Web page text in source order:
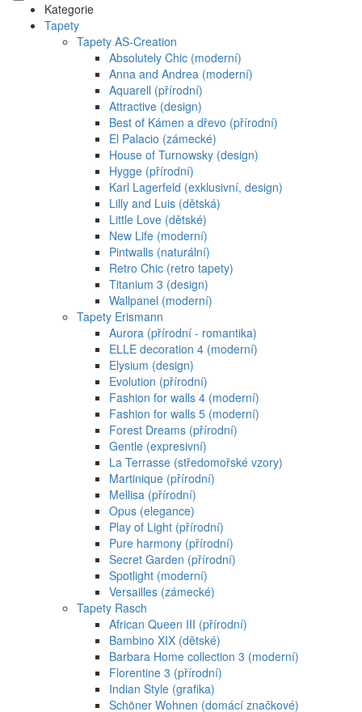
Kategorie
Tapety
Tapety AS-Creation
Absolutely Chic (moderní)
Anna and Andrea (moderní)
Aquarell (přírodní)
Attractive (design)
Best of Kámen a dřevo (přírodní)
El Palacio (zámecké)
House of Turnowsky (design)
Hygge (přírodní)
Karl Lagerfeld (exklusivní, design)
Lilly and Luis (dětská)
Little Love (dětské)
New Life (moderní)
Pintwalls (naturální)
Retro Chic (retro tapety)
Titanium 3 (design)
Wallpanel (moderní)
Tapety Erismann
Aurora (přírodní - romantika)
ELLE decoration 4 (moderní)
Elysium (design)
Evolution (přírodní)
Fashion for walls 4 (moderní)
Fashion for walls 5 (moderní)
Forest Dreams (přírodní)
Gentle (expresivní)
La Terrasse (středomořské vzory)
Martinique (přírodní)
Mellisa (přírodní)
Opus (elegance)
Play of Light (přírodní)
Pure harmony (přírodní)
Secret Garden (přírodní)
Spotlight (moderní)
Versailles (zámecké)
Tapety Rasch
African Queen III (přírodní)
Bambino XIX (dětské)
Barbara Home collection 3 (moderní)
Florentine 3 (přírodní)
Indian Style (grafika)
Schöner Wohnen (domácí značkové)